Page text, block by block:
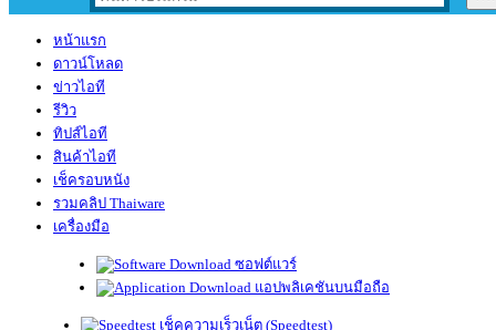
หน้าแรก
ดาวน์โหลด
ข่าวไอที
รีวิว
ทิปส์ไอที
สินค้าไอที
เช็ครอบหนัง
รวมคลิป Thaiware
เครื่องมือ
ซอฟต์แวร์
แอปพลิเคชันบนมือถือ
เช็คความเร็วเน็ต (Speedtest)